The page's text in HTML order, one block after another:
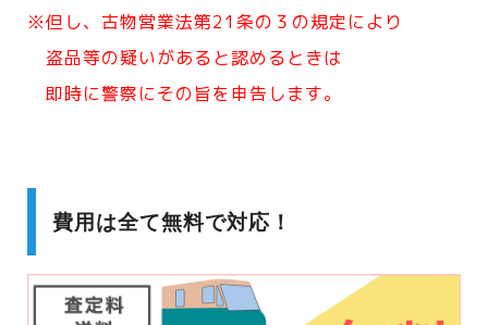
※但し、古物営業法第21条の３の規定により
盗品等の疑いがあると認めるときは
即時に警察にその旨を申告します。
費用は全て無料で対応！